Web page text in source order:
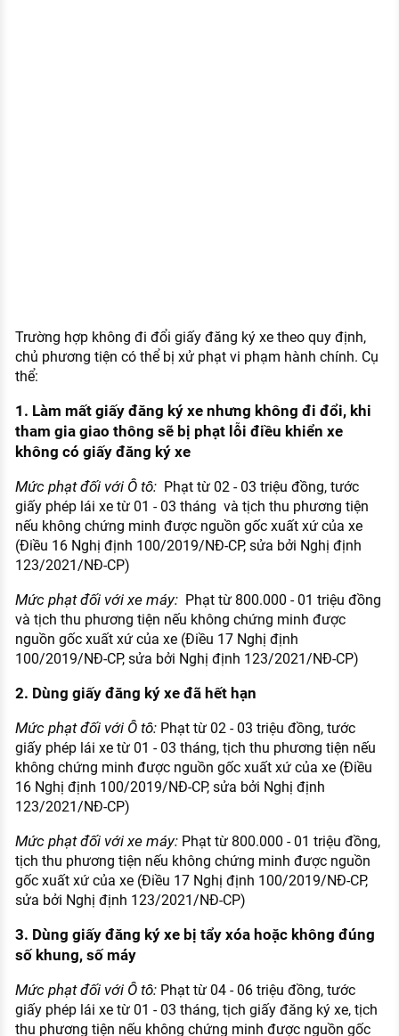
Trường hợp không đi đổi giấy đăng ký xe theo quy định,
chủ phương tiện có thể bị xử phạt vi phạm hành chính. Cụ
thể:
1. Làm mất giấy đăng ký xe nhưng không đi đổi, khi
tham gia giao thông sẽ bị phạt lỗi điều khiển xe
không có giấy đăng ký xe
Mức phạt đối với Ô tô: Phạt từ 02 - 03 triệu đồng, tước
giấy phép lái xe từ 01 - 03 tháng và tịch thu phương tiện
nếu không chứng minh được nguồn gốc xuất xứ của xe
(Điều 16 Nghị định 100/2019/NĐ-CP, sửa bởi Nghị định
123/2021/NĐ-CP)
Mức phạt đối với xe máy: Phạt từ 800.000 - 01 triệu đồng
và tịch thu phương tiện nếu không chứng minh được
nguồn gốc xuất xứ của xe (Điều 17 Nghị định
100/2019/NĐ-CP, sửa bởi Nghị định 123/2021/NĐ-CP)
2. Dùng giấy đăng ký xe đã hết hạn
Mức phạt đối với Ô tô:Phạt từ 02 - 03 triệu đồng, tước
giấy phép lái xe từ 01 - 03 tháng, tịch thu phương tiện nếu
không chứng minh được nguồn gốc xuất xứ của xe (Điều
16 Nghị định 100/2019/NĐ-CP, sửa bởi Nghị định
123/2021/NĐ-CP)
Mức phạt đối với xe máy:Phạt từ 800.000 - 01 triệu đồng,
tịch thu phương tiện nếu không chứng minh được nguồn
gốc xuất xứ của xe (Điều 17 Nghị định 100/2019/NĐ-CP,
sửa bởi Nghị định 123/2021/NĐ-CP)
3. Dùng giấy đăng ký xe bị tẩy xóa hoặc không đúng
số khung, số máy
Mức phạt đối với Ô tô: Phạt từ 04 - 06 triệu đồng, tước
giấy phép lái xe từ 01 - 03 tháng, tịch giấy đăng ký xe, tịch
thu phương tiện nếu không chứng minh được nguồn gốc